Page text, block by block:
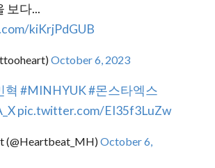
보다...
kiKrjPdGUB
October 6, 2023
혁 #MINHYUK#몬스타엑스
pic.twitter.com/EI35f3LuZw
(@Heartbeat_MH)October 6,